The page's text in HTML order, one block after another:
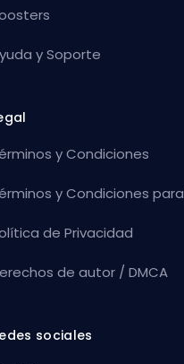
y Soporte
y Condiciones
y Condiciones
de Privacidad
de autor / DMCA
sociales